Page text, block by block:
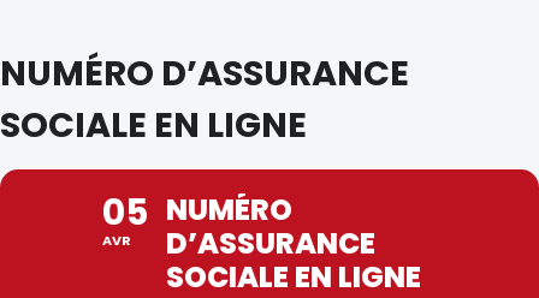
NUMÉRO D’ASSURANCE
SOCIALE EN LIGNE
05
AVR
NUMÉRO
D’ASSURANCE
SOCIALE EN LIGNE